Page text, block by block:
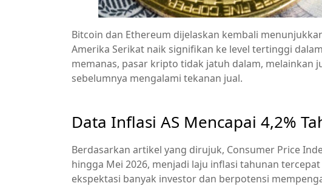
Bitcoin dan Ethereum dijelaskan kembali
Amerika Serikat naik signifikan ke level tertinggi
memanas, pasar kripto tidak jatuh dalam, melainkan
sebelumnya mengalami tekanan jual.
Data Inflasi AS Mencapai 4,2%
Berdasarkan artikel yang dirujuk, Consumer Price
hingga Mei 2026, menjadi laju inflasi tahunan
ekspektasi banyak investor dan berpotensi